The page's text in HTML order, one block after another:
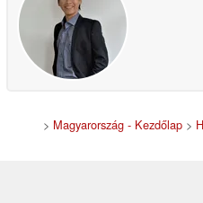
> Magyarország - Kezdőlap>